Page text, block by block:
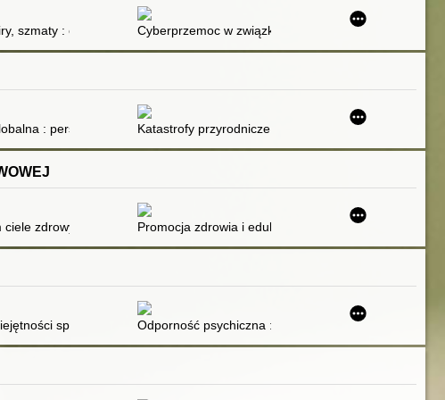
potencjalnie wykluczające kobiety ofiary z uczestnictwa społecznego
szmaty : opowieści o slut-shaminguCyberprzemoc w związkach : jak sobie z nią radzić
: perspektywa Polski jako europejskiego kraju półperyferyjnego
Katastrofy przyrodnicze
ciele zdrowy duch : scenariusz zajęćPromocja zdrowia i edukacja zdrowotna : obowiązek
zajęcia TUS
społecznych dzieci i młodzieży. Cz. 2
Odporność psychiczna : dręczenie, wykluczenie,